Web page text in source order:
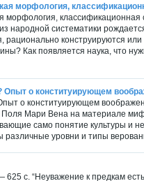
морфология,
морфология,
народной систематики
конструируются
Как появляется наука, что
о конституирующем
о конституирующем
Поля Мари Вена на материале
само понятие культуры и
уровни и типы
с. “Неуважение к предкам